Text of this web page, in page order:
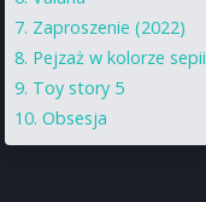
Zaproszenie (2022)
Pejzaż w kolorze sepii
Toy story 5
Obsesja